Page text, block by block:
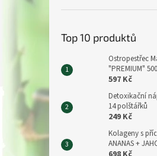
Top 10 produktů
Ostropestřec
"PREMIUM"
597 Kč
Detoxikační
14 polštářků
249 Kč
Kolageny s
ANANAS +